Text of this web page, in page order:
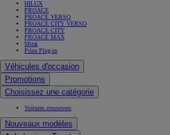
Véhicules d'occasion
Promotions
Choisissez une catégorie
Voitures crossovers
Nouveaux modèles
Achetez une Toyota
Achetez une Toyota
Essayez une Toyota
Évaluez votre véhicule
Brochures et documentations
Émissions CO2